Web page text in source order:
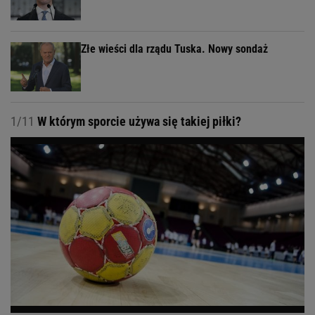
Złe wieści dla rządu Tuska. Nowy sondaż
1/11 W którym sporcie używa się takiej piłki?